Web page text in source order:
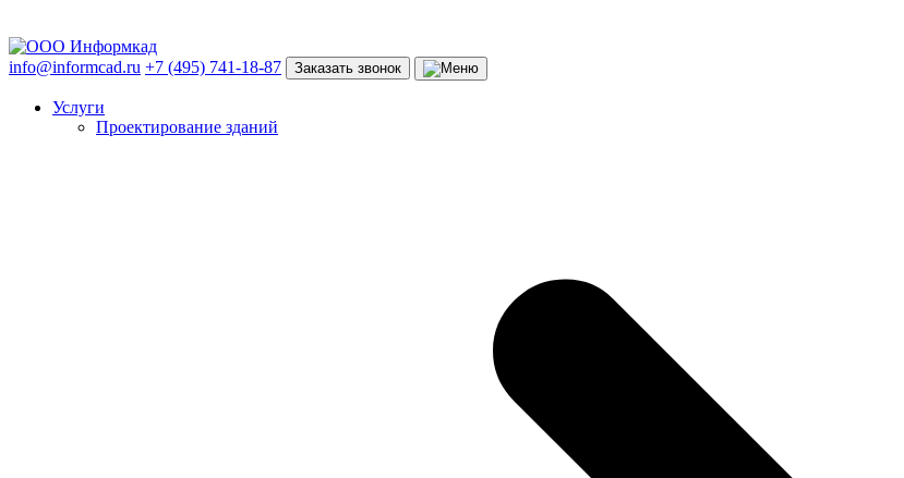
info@informcad.ru +7 (495) 741-18-87 Заказать звонок
Услуги
Проектирование зданий